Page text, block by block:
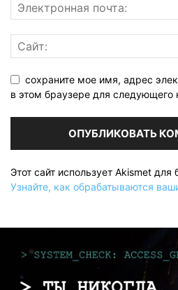
сохраните мое имя, адрес
в этом браузере для следующего
Этот сайт использует Akismet
Узнайте, как обрабатываются